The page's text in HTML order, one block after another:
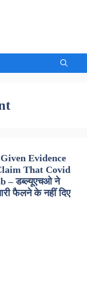
Evidence
That Covid
– डब्ल्यूएचओ ने
फैलने के नहीं दिए